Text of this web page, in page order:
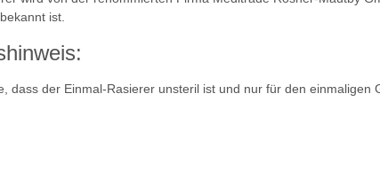
ist.
dass der Einmal-Rasierer unsteril ist und nur für den